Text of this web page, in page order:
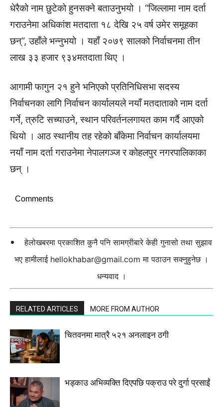
धेरैको नाम छुटेको हुनसक्ने बताउनुभयो । “जिल्लामा नाम दर्ता
गराउनेमा अधिकांश मतदाता १८ देखि २५ वर्ष उमेर समूहका
छन्”, उहाँले भन्नुभयो । यहाँ २०७९ सालको निर्वाचनमा तीन
लाख ३३ हजार ९३४मतदाता थिए ।
आगामी फागुन २१ हुने भनिएको प्रतिनिधिसभा सदस्य
निर्वाचनका लागि निर्वाचन कार्यालयले नयाँ मतदाताको नाम दर्ता
गर्ने, त्रुटि सच्याउने, स्थान परिवर्तनलगायत काम गर्दै आएको
थियो । आठ स्थानीय तह रहेको बाँकेमा निर्वाचन कार्यालयमा
नयाँ नाम दर्ता गराउनेमा नेपालगञ्ज र कोहलपुर नगरपालिकाका
छन् ।
Comments
हेलोखबरमा प्रकाशित कुनै पनि सामग्रीबारे केही गुनासो तथा सुझाव
भए हामीलाई hellokhabar@gmail.com मा पठाउन सक्नुहुनेछ ।
धन्यवाद ।
RELATED ARTICLES MORE FROM AUTHOR
चितवनमा मात्रै ५२१ अनलाइन ठगी
भड्काउ अभिव्यक्ति दिएपछि पक्राउ परे दुर्गा प्रसाईं